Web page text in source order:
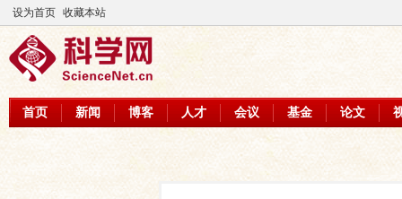
设为首页 收藏本站
首页 新闻 博客 人才 会议 基金 论文